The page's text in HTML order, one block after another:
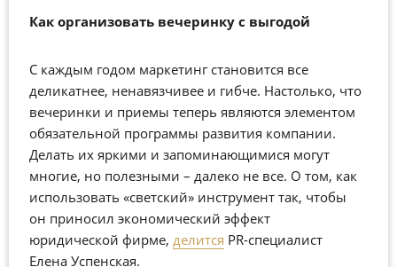
Как организовать вечеринку с выгодой
С каждым годом маркетинг становится все
деликатнее, ненавязчивее и гибче. Настолько, что
вечеринки и приемы теперь являются элементом
обязательной программы развития компании.
Делать их яркими и запоминающимися могут
многие, но полезными – далеко не все. О том, как
использовать «светский» инструмент так, чтобы
он приносил экономический эффект
юридической фирме, делится PR-специалист
Елена Успенская.